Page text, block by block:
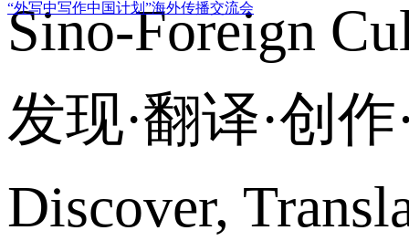
“外写中写作中国计划”海外传播交流会
Sino-Foreign
发现·翻译·创
Discover,